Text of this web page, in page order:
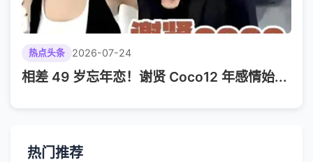
热点头条 2026-07-24
相差 49 岁忘年恋！谢贤 Coco12 年感情始...
热门推荐